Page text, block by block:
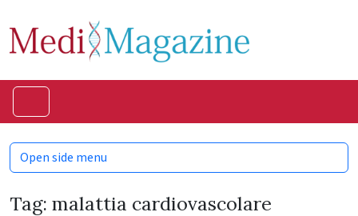
Tag: malattia cardiovascolare
Open side menu